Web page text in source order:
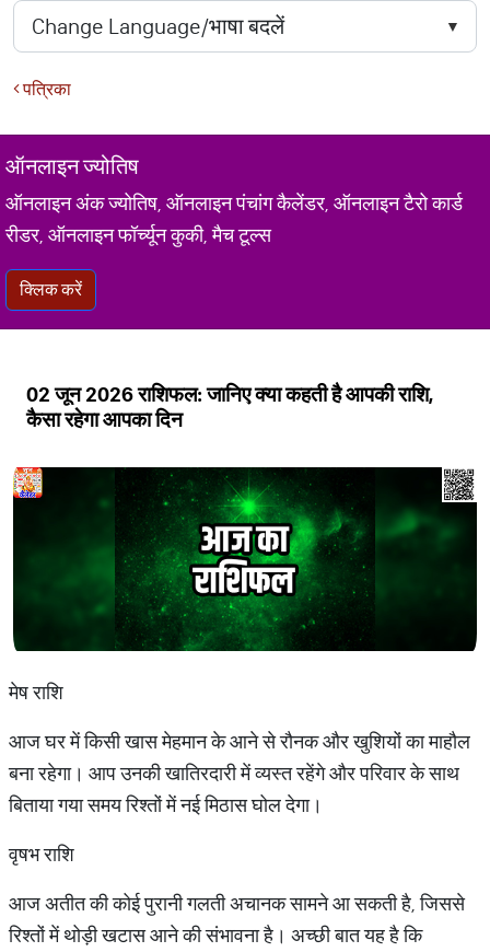
पत्रिका
ऑनलाइन ज्योतिष
ऑनलाइन अंक ज्योतिष, ऑनलाइन पंचांग कैलेंडर, ऑनलाइन टैरो कार्ड
रीडर, ऑनलाइन फॉर्च्यून कुकी, मैच टूल्स
क्लिक करें
02 जून 2026 राशिफल: जानिए क्या कहती है आपकी राशि,
कैसा रहेगा आपका दिन
मेष राशि
आज घर में किसी खास मेहमान के आने से रौनक और खुशियों का माहौल
बना रहेगा। आप उनकी खातिरदारी में व्यस्त रहेंगे और परिवार के साथ
बिताया गया समय रिश्तों में नई मिठास घोल देगा।
वृषभ राशि
आज अतीत की कोई पुरानी गलती अचानक सामने आ सकती है, जिससे
रिश्तों में थोड़ी खटास आने की संभावना है। अच्छी बात यह है कि